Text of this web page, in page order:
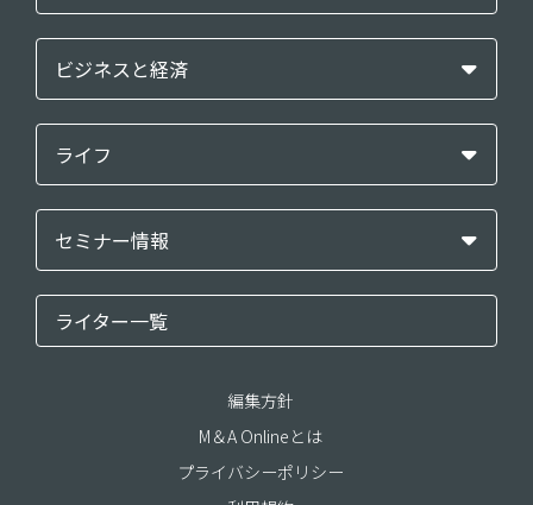
ビジネスと経済
ライフ
セミナー情報
ライター一覧
編集方針
M＆A Onlineとは
プライバシーポリシー